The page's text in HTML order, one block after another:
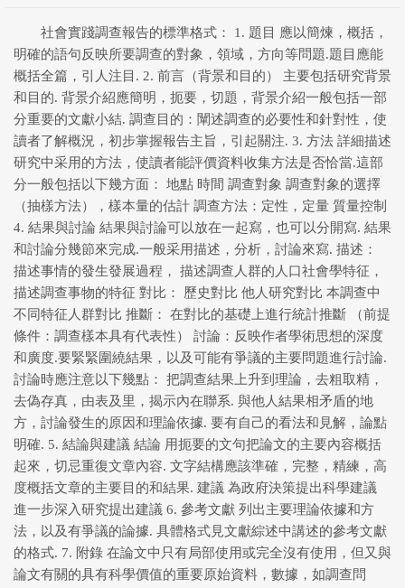
社會實踐調查報告的標準格式： 1. 題目 應以簡煉，概括，
明確的語句反映所要調查的對象，領域，方向等問題.題目應能
概括全篇，引人注目. 2. 前言（背景和目的） 主要包括研究背景
和目的. 背景介紹應簡明，扼要，切題，背景介紹一般包括一部
分重要的文獻小結. 調查目的：闡述調查的必要性和針對性，使
讀者了解概況，初步掌握報告主旨，引起關注. 3. 方法 詳細描述
研究中采用的方法，使讀者能評價資料收集方法是否恰當.這部
分一般包括以下幾方面： 地點 時間 調查對象 調查對象的選擇
（抽樣方法），樣本量的估計 調查方法：定性，定量 質量控制
4. 結果與討論 結果與討論可以放在一起寫，也可以分開寫. 結果
和討論分幾節來完成.一般采用描述，分析，討論來寫. 描述：
描述事情的發生發展過程， 描述調查人群的人口社會學特征，
描述調查事物的特征 對比： 歷史對比 他人研究對比 本調查中
不同特征人群對比 推斷： 在對比的基礎上進行統計推斷 （前提
條件：調查樣本具有代表性） 討論：反映作者學術思想的深度
和廣度.要緊緊圍繞結果，以及可能有爭議的主要問題進行討論.
討論時應注意以下幾點： 把調查結果上升到理論，去粗取精，
去偽存真，由表及里，揭示內在聯系. 與他人結果相矛盾的地
方，討論發生的原因和理論依據. 要有自己的看法和見解，論點
明確. 5. 結論與建議 結論 用扼要的文句把論文的主要內容概括
起來，切忌重復文章內容. 文字結構應該準確，完整，精練，高
度概括文章的主要目的和結果. 建議 為政府決策提出科學建議
進一步深入研究提出建議 6. 參考文獻 列出主要理論依據和方
法，以及有爭議的論據. 具體格式見文獻綜述中講述的參考文獻
的格式. 7. 附錄 在論文中只有局部使用或完全沒有使用，但又與
論文有關的具有科學價值的重要原始資料，數據，如調查問